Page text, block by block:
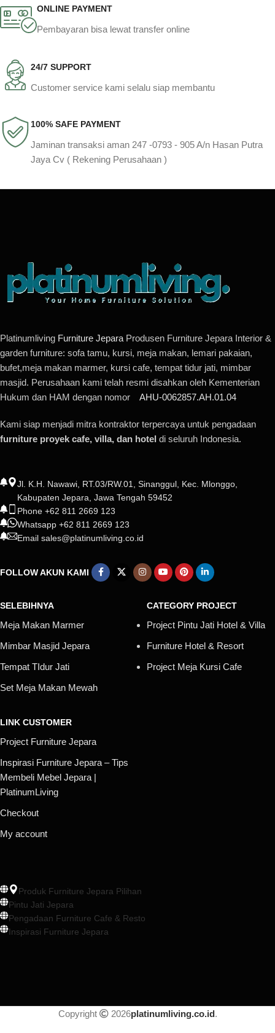
ONLINE PAYMENT
Pembayaran bisa lewat transfer online
24/7 SUPPORT
Customer service kami selalu siap membantu
100% SAFE PAYMENT
Jaminan transaksi aman 247 -0793 - 905 A/n Hasan Putra
Jaya Cv ( Rekening Perusahaan )
Platinumliving Furniture Jepara Produsen Furniture Jepara Interior &
garden furniture: sofa tamu, kursi, meja makan, lemari pakaian,
bufet,meja makan marmer, kursi cafe, tempat tidur jati, mimbar
masjid. Perusahaan kami telah resmi disahkan oleh Kementerian
Hukum dan HAM dengan nomor AHU-0062857.AH.01.04
Kami siap menjadi mitra kontraktor terpercaya untuk pengadaan
furniture proyek cafe, villa, dan hotel di seluruh Indonesia.
Jl. K.H. Nawawi, RT.03/RW.01, Sinanggul, Kec. Mlonggo,
Kabupaten Jepara, Jawa Tengah 59452
Phone +62 811 2669 123
Whatsapp +62 811 2669 123
Email sales@platinumliving.co.id
FOLLOW AKUN KAMI
SELEBIHNYA
Meja Makan Marmer
Mimbar Masjid Jepara
Tempat TIdur Jati
Set Meja Makan Mewah
CATEGORY PROJECT
Project Pintu Jati Hotel & Villa
Furniture Hotel & Resort
Project Meja Kursi Cafe
LINK CUSTOMER
Project Furniture Jepara
Inspirasi Furniture Jepara – Tips
Membeli Mebel Jepara |
PlatinumLiving
Checkout
My account
Produk Furniture Jepara Pilihan
Pintu Jati Jepara
Pengadaan Furniture Cafe & Resto
Inspirasi Furniture Jepara
Copyright 2026platinumliving.co.id.